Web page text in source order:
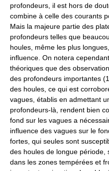
profondeurs, il est hors de
combine à celle des courants
Mais la majeure partie des
profondeurs telles que
houles, même les plus
influence. On notera
théoriques que des
des profondeurs importantes
des houles, ce qui est
vagues, établis en admettant
profondeurs-là, rendent bien
fond sur les vagues a
influence des vagues sur le
fortes, qui seules sont
des houles de longue période,
dans les zones tempérées et